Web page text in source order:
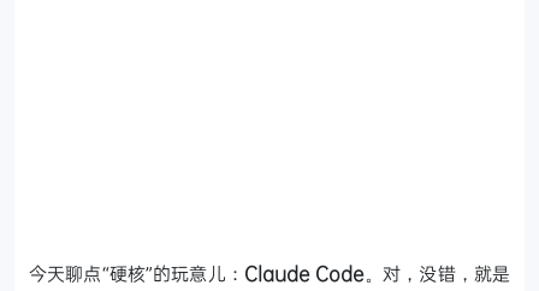
今天聊点“硬核”的玩意儿： Claude Code。对，没错，就是